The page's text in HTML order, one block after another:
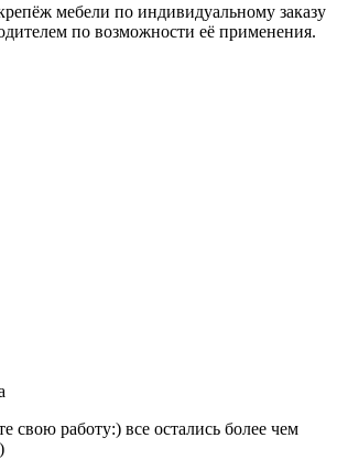
мебели по индивидуальному заказу
по возможности её применения.
свою работу:) все остались более чем